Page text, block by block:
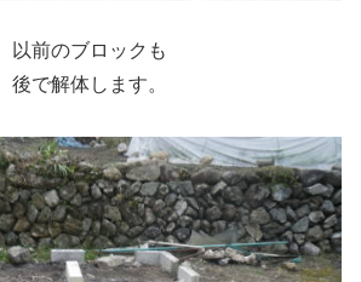
以前のブロックも
後で解体します。